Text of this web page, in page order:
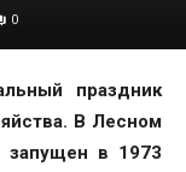
0
праздник
В Лесном
в 1973